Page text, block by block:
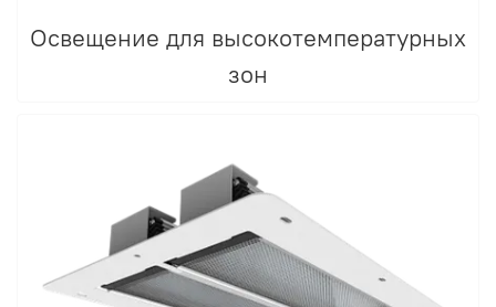
Освещение для высокотемпературных
зон